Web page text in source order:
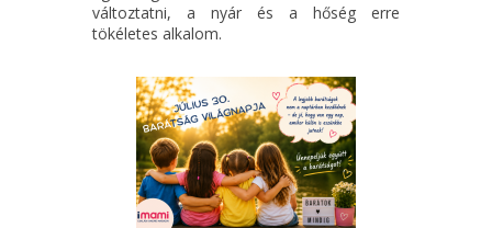
változtatni, a nyár és a hőség erre
tökéletes alkalom.